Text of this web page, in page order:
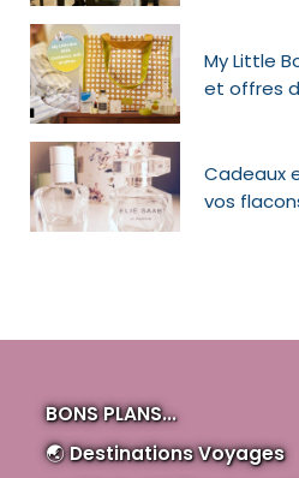
My Little
et offres
Cadeaux
vos
BONS PLANS...
🌏Destinations Voyages